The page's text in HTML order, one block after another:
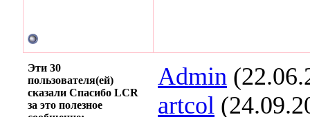
Эти 30
пользователя(ей)
сказали Спасибо LCR
за это полезное
Admin
artcol